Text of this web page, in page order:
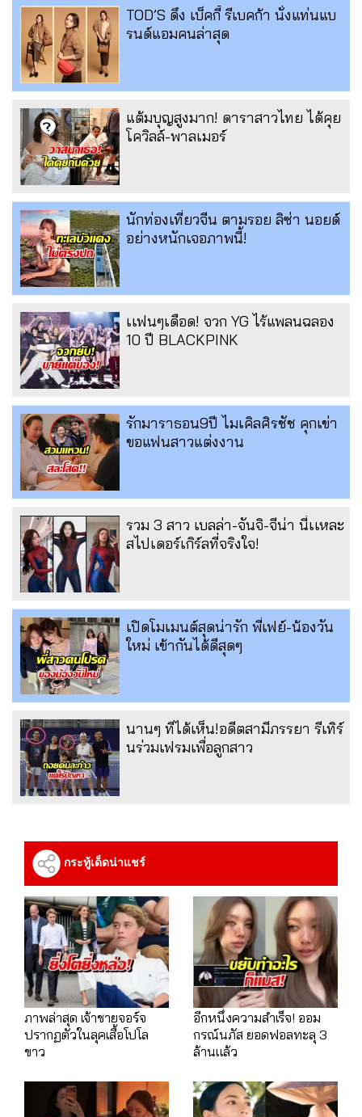
TOD’S ดึง เบ็คกี้ รีเบคก้า นั่งแท่นแบ
รนด์แอมคนล่าสุด
แต้มบุญสูงมาก! ดาราสาวไทย ได้คุย
โควิลล์-พาลเมอร์
นักท่องเที่ยวจีน ตามรอย ลิซ่า นอยด์
อย่างหนักเจอภาพนี้!
เเฟนๆเดือด! จวก YG ไร้แพลนฉลอง
10 ปี BLACKPINK
รักมาราธอน9ปี ไมเคิลศิรชัช คุกเข่า
ขอแฟนสาวแต่งงาน
รวม 3 สาว เบลล่า-จันจิ-จีน่า นี่เเหละ
สไปเดอร์เกิร์ลที่จริงใจ!
เปิดโมเมนต์สุดน่ารัก พี่เฟย์-น้องวัน
ใหม่ เข้ากันได้ดีสุดๆ
นานๆ ทีได้เห็น!อดีตสามีภรรยา รีเทิร์
นร่วมเฟรมเพื่อลูกสาว
กระทู้เด็ดน่าแชร์
ภาพล่าสุด เจ้าชายจอร์จ
ปรากฏตัวในลุคเสื้อโปโล
ขาว
อีกหนึ่งความสำเร็จ! ออม
กรณ์นภัส ยอดฟอลทะลุ 3
ล้านแล้ว